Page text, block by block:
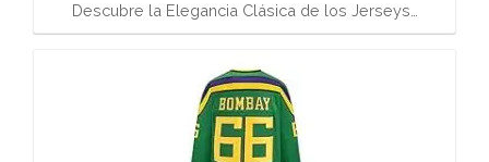
Descubre la Elegancia Clásica de los Jerseys…